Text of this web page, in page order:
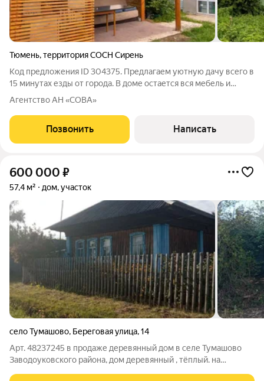
Тюмень,территория СОСН Сирень
Код предложения ID 304375. Предлагаем уютную дачу всего в
15 минутах езды от города. В доме остается вся мебель и
техника. Дом построен из бруса, утеплен стекловатой и обшит
проживать в зимний период.
Агентство АН «СОВА»
Позвонить Написать
600 000 ₽
57,4 м² дом, участок
село Тумашово, Береговая улица,14
Арт. 48237245 в продаже деревянный дом в селе Тумашово
Заводоуковского района, дом деревянный , тёплый. на